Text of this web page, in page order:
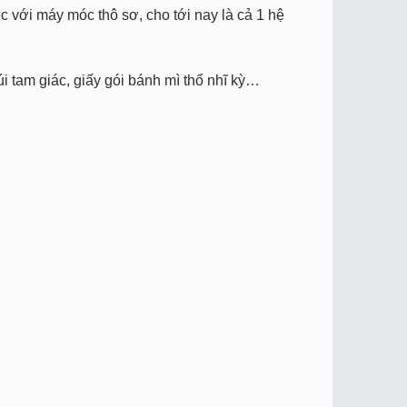
với máy móc thô sơ, cho tới nay là cả 1 hệ
tam giác, giấy gói bánh mì thổ nhĩ kỳ…